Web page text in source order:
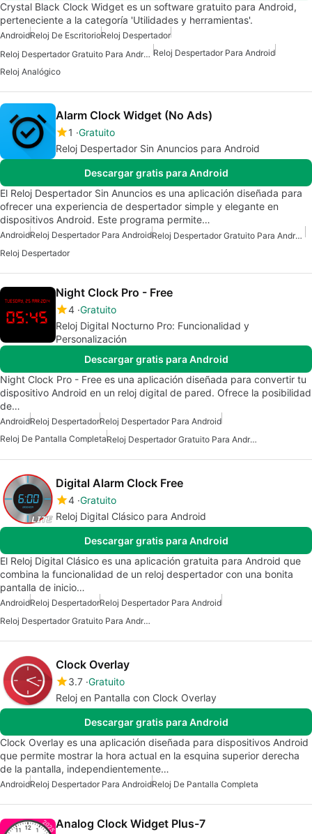
Crystal Black Clock Widget es un software gratuito para Android,
perteneciente a la categoría 'Utilidades y herramientas'.
AndroidReloj De EscritorioReloj Despertador
Reloj Despertador Gratuito Para Android Reloj Despertador Para Android
Reloj Analógico
Alarm Clock Widget (No Ads)
1 Gratuito
Reloj Despertador Sin Anuncios para Android
Descargar gratis para Android
El Reloj Despertador Sin Anuncios es una aplicación diseñada para
ofrecer una experiencia de despertador simple y elegante en
dispositivos Android. Este programa permite…
AndroidReloj Despertador Para Android
Reloj Despertador Gratuito Para Android
Reloj Despertador
Night Clock Pro - Free
4 Gratuito
Reloj Digital Nocturno Pro: Funcionalidad y
Personalización
Descargar gratis para Android
Night Clock Pro - Free es una aplicación diseñada para convertir tu
dispositivo Android en un reloj digital de pared. Ofrece la posibilidad
de…
AndroidReloj DespertadorReloj Despertador Para Android
Reloj De Pantalla Completa
Reloj Despertador Gratuito Para Android
Digital Alarm Clock Free
4 Gratuito
Reloj Digital Clásico para Android
Descargar gratis para Android
El Reloj Digital Clásico es una aplicación gratuita para Android que
combina la funcionalidad de un reloj despertador con una bonita
pantalla de inicio…
AndroidReloj DespertadorReloj Despertador Para Android
Reloj Despertador Gratuito Para Android
Clock Overlay
3.7 Gratuito
Reloj en Pantalla con Clock Overlay
Descargar gratis para Android
Clock Overlay es una aplicación diseñada para dispositivos Android
que permite mostrar la hora actual en la esquina superior derecha
de la pantalla, independientemente…
AndroidReloj Despertador Para AndroidReloj De Pantalla Completa
Analog Clock Widget Plus-7